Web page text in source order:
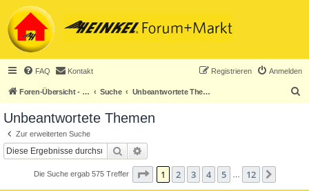
FAQ Kontakt Anmelden
Registrieren
Foren-Übersicht - ACHTUNG! Neuregistrierung nur noch für Heinkel-Club-Mitglieder! Suche Unbeantwortete Themen
Unbeantwortete Themen
Zur erweiterten Suche
Suche
Die Suche ergab 575 Treffer Seite 1von 12
1 2 3 4 5 12